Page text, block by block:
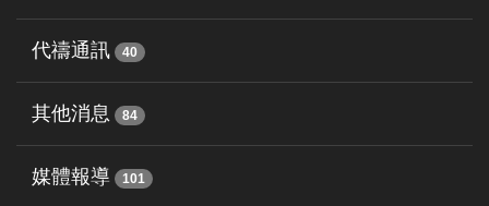
代禱通訊 40
其他消息 84
媒體報導 101